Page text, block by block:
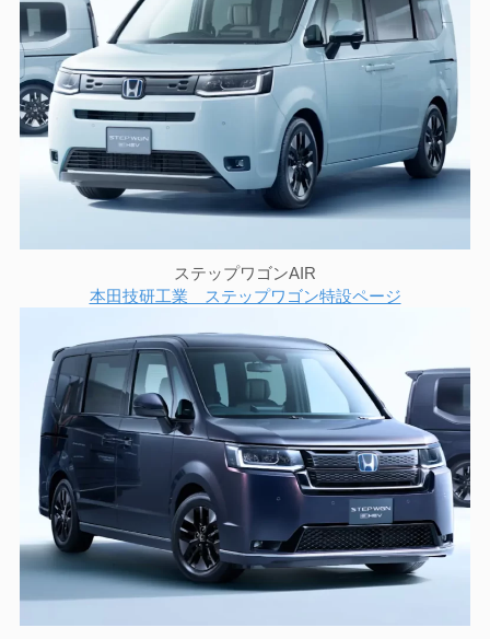
ステップワゴンAIR
本田技研工業 ステップワゴン特設ページ